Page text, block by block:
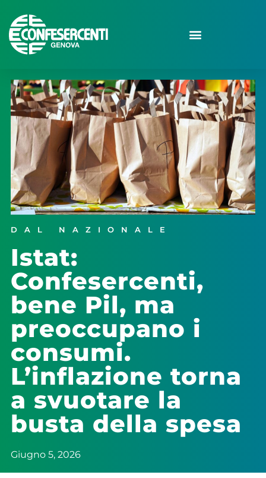
DAL NAZIONALE
Istat:
Confesercenti,
bene Pil, ma
preoccupano i
consumi.
L’inflazione torna
a svuotare la
busta della spesa
Giugno 5, 2026